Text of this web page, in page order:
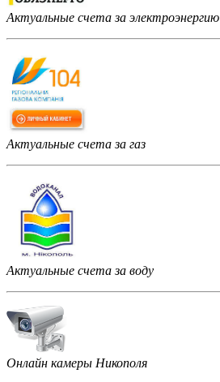
Актуальные счета за электроэнергию
Актуальные счета за газ
Актуальные счета за воду
Онлайн камеры Никополя